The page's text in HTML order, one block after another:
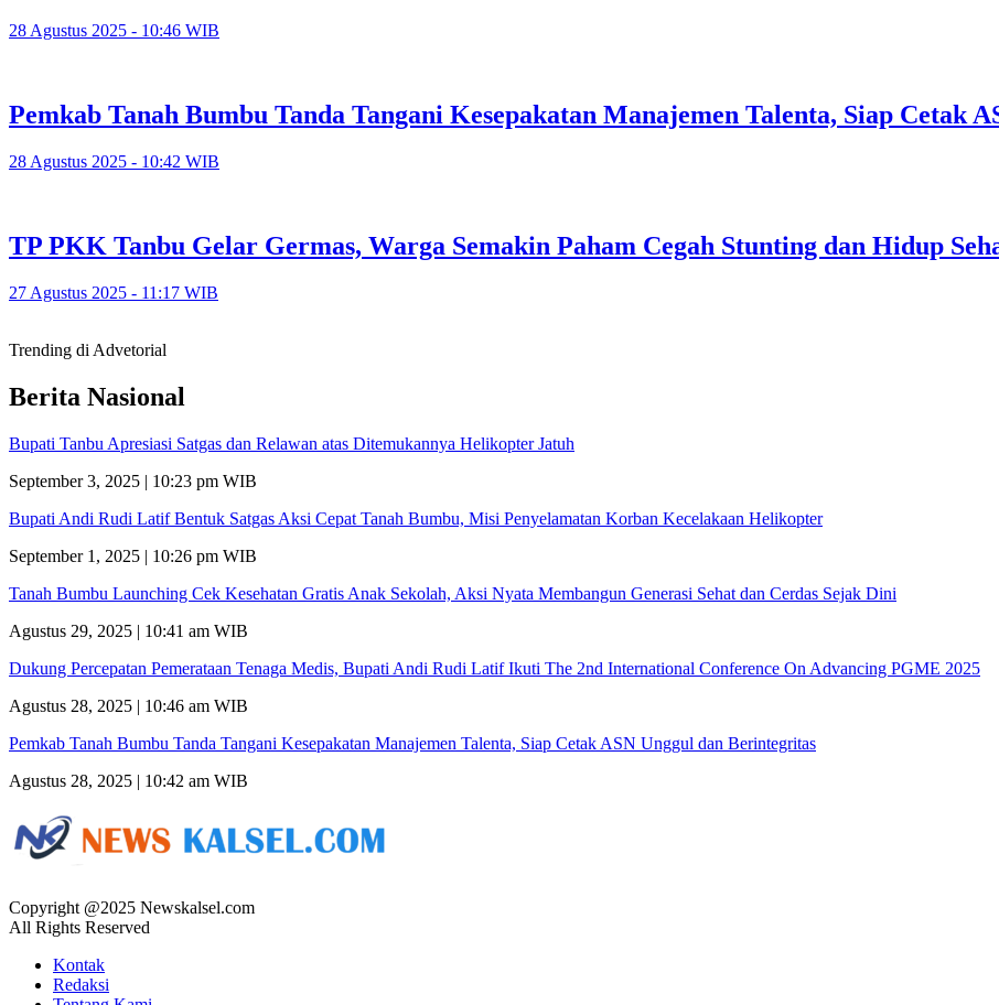
28 Agustus 2025 - 10:46 WIB
Pemkab Tanah Bumbu Tanda Tangani Kesepakatan Manajemen Talenta, Siap Cetak
28 Agustus 2025 - 10:42 WIB
TP PKK Tanbu Gelar Germas, Warga Semakin Paham Cegah Stunting dan Hidup
27 Agustus 2025 - 11:17 WIB
Trending di Advetorial
Berita Nasional
Bupati Tanbu Apresiasi Satgas dan Relawan atas Ditemukannya Helikopter Jatuh
September 3, 2025 | 10:23 pm WIB
Bupati Andi Rudi Latif Bentuk Satgas Aksi Cepat Tanah Bumbu, Misi Penyelamatan Korban Kecelakaan Helikopter
September 1, 2025 | 10:26 pm WIB
Tanah Bumbu Launching Cek Kesehatan Gratis Anak Sekolah, Aksi Nyata Membangun Generasi Sehat dan Cerdas Sejak Dini
Agustus 29, 2025 | 10:41 am WIB
Dukung Percepatan Pemerataan Tenaga Medis, Bupati Andi Rudi Latif Ikuti The 2nd International Conference On Advancing PGME 2025
Agustus 28, 2025 | 10:46 am WIB
Pemkab Tanah Bumbu Tanda Tangani Kesepakatan Manajemen Talenta, Siap Cetak ASN Unggul dan Berintegritas
Agustus 28, 2025 | 10:42 am WIB
Copyright @2025 Newskalsel.com
All Rights Reserved
Kontak
Redaksi